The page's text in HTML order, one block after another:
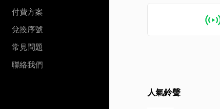
付費方案
兌換序號
常見問題
聯絡我們
人氣鈴聲